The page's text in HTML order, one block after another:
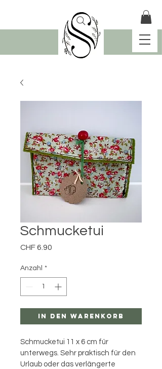
Schmucketui
CHF 6.90
Anzahl *
In den Warenkorb
Schmucketui 11 x 6 cm für
unterwegs. Sehr praktisch für den
Urlaub oder das verlängerte